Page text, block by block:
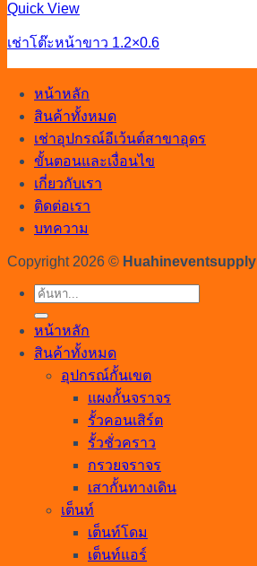
Quick View
เช่าโต๊ะหน้าขาว 1.2×0.6
หน้าหลัก
สินค้าทั้งหมด
เช่าอุปกรณ์อีเว้นต์สาขาอุดร
ขั้นตอนและเงื่อนไข
เกี่ยวกับเรา
ติดต่อเรา
บทความ
Copyright 2026 © Huahineventsupply
ค้นหา:
หน้าหลัก
สินค้าทั้งหมด
อุปกรณ์กั้นเขต
แผงกั้นจราจร
รั้วคอนเสิร์ต
รั้วชั่วคราว
กรวยจราจร
เสากั้นทางเดิน
เต็นท์
เต็นท์โดม
เต็นท์แอร์